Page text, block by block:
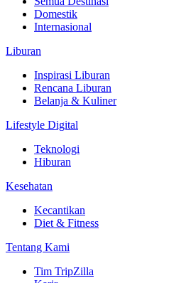
Domestik
Internasional
Liburan
Inspirasi Liburan
Rencana Liburan
Belanja & Kuliner
Lifestyle Digital
Teknologi
Hiburan
Kesehatan
Kecantikan
Diet & Fitness
Tentang Kami
Tim TripZilla